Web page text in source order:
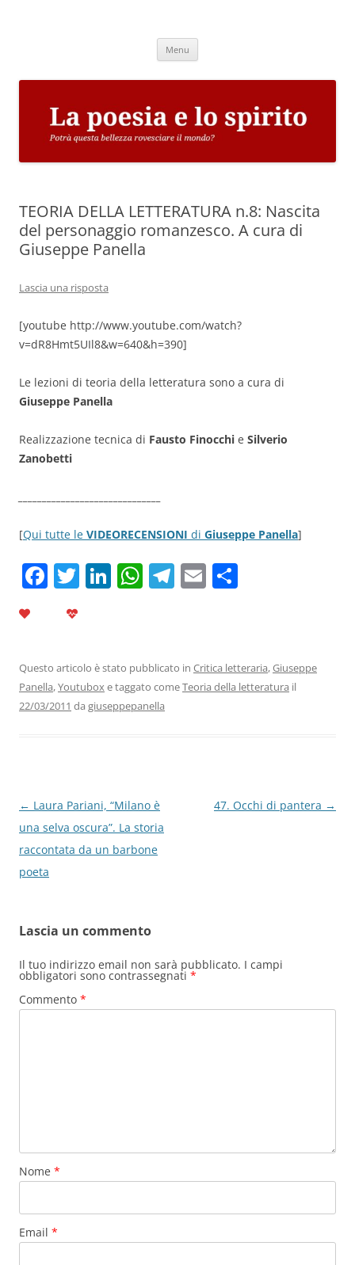
Menu
TEORIA DELLA LETTERATURA n.8: Nascita
del personaggio romanzesco. A cura di
Giuseppe Panella
Lascia una risposta
[youtube http://www.youtube.com/watch?
v=dR8Hmt5UIl8&w=640&h=390]
Le lezioni di teoria della letteratura sono a cura di
Giuseppe Panella
Realizzazione tecnica di Fausto Finocchi e Silverio
Zanobetti
[Qui tutte le VIDEORECENSIONI di Giuseppe Panella]
F
b
o
T Li
dI
n
W
A
p
T
a
m
E
vi
di
Questo articolo è stato pubblicato in Critica letteraria,Giuseppe
Panella,Youtuboxe taggato comeTeoria della letteratura il
22/03/2011 da giuseppepanella
Navigazione
articolo
← Laura Pariani, “Milano è
una selva oscura”. La storia
raccontata da un barbone
poeta
47. Occhi di pantera →
Lascia un commento
Il tuo indirizzo email non sarà pubblicato. I campi
obbligatori sono contrassegnati *
Commento *
Nome *
Email *